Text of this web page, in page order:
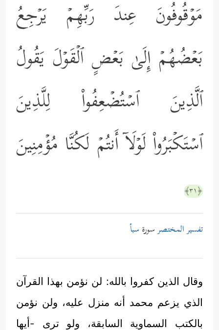
مَوۡقُوفُونَ عِندَ رَبِّهِمۡ یَرۡجِعُ
بَعۡضُهُمۡ إِلَىٰ بَعۡضٍ ٱلۡقَوۡلَ یَقُولُ
ٱلَّذِینَ ٱسۡتُضۡعِفُواْ لِلَّذِینَ
ٱسۡتَكۡبَرُواْ لَوۡلَاۤ أَنتُمۡ لَكُنَّا مُؤۡمِنِینَ
﴿٣١﴾
تفسير المختصرسورة سبأ
وقال الذين كفروا بالله: لن نؤمن بهذا القرآن
الذي يزعم محمد أنه منزل عليه، ولن نؤمن
بالكتب السماوية السابقة، ولو ترى -أيها